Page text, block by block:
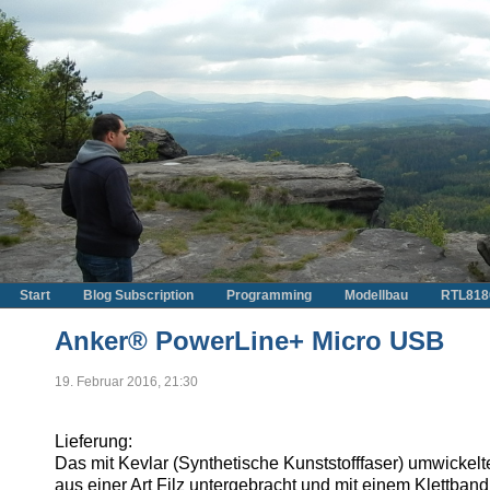
Start Blog Subscription Programming Modellbau
Anker® PowerLine+ Micro USB
19. Februar 2016, 21:30
Lieferung:
Das mit Kevlar (Synthetische Kunststofffaser)
aus einer Art Filz untergebracht und mit einem